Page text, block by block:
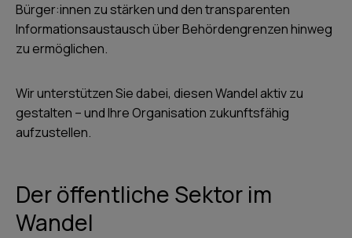
Bürger:innen zu stärken und den transparenten
Informationsaustausch über Behördengrenzen hinweg
zu ermöglichen.
Wir unterstützen Sie dabei, diesen Wandel aktiv zu
gestalten – und Ihre Organisation zukunftsfähig
aufzustellen.
Der öffentliche Sektor im
Wandel